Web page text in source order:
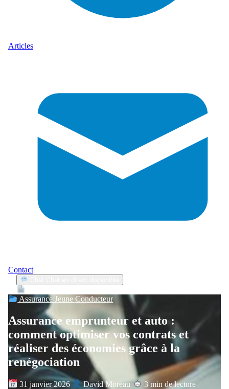
Articles
Contact
Assurance Jeune Conducteur
Assurance emprunteur et auto :
comment optimiser vos contrats et
réaliser des économies grâce à la
renégociation
31 janvier 2026 David Moreau 3 min de lecture